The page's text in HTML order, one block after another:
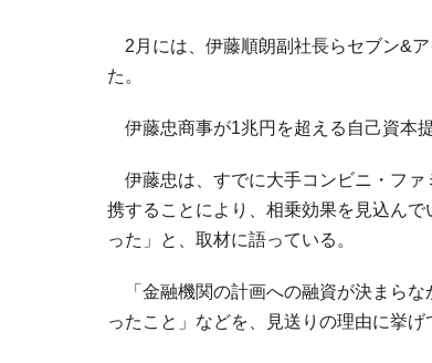
2月には、伊藤順朗副社長らセブン&
た。
伊藤忠商事が1兆円を超える自己資本
伊藤忠は、すでに大手コンビニ・ファ
携することにより、相乗効果を見込ん
った」と、取材に語っている。
「金融機関の計画への融資が決まらな
ったこと」などを、見送りの理由に挙げ